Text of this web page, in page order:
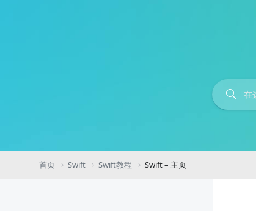
首页 Swift Swift教程 Swift – 主页